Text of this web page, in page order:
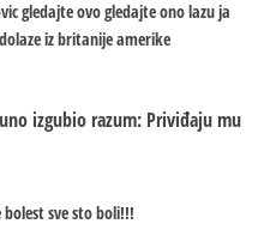
gledajte ovo gledajte ono lazu ja
iz britanije amerike
izgubio razum: Priviđaju mu
bolest sve sto boli!!!